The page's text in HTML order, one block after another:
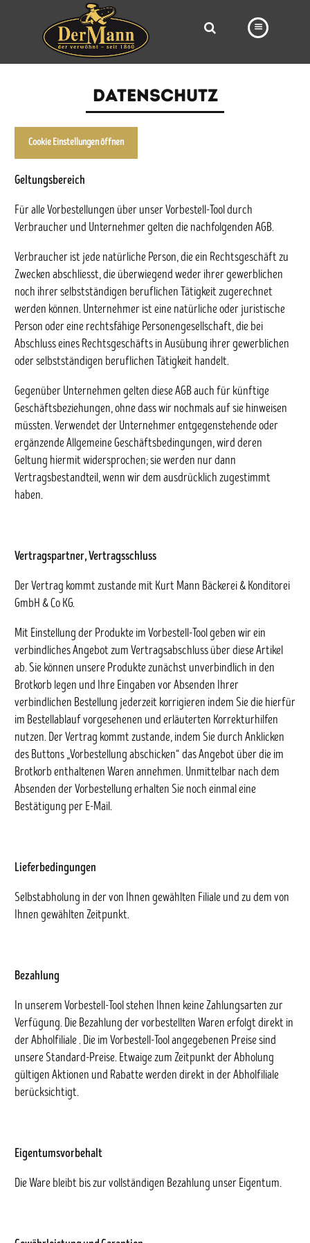
FILIALEN
BROTWAY
NEWS
VIDEOS
DATENSCHUTZ
Cookie Einstellungen öffnen
Geltungsbereich
Für alle Vorbestellungen über unser Vorbestell-Tool durch
Verbraucher und Unternehmer gelten die nachfolgenden AGB.
Verbraucher ist jede natürliche Person, die ein Rechtsgeschäft zu
Zwecken abschliesst, die überwiegend weder ihrer gewerblichen
noch ihrer selbstständigen beruflichen Tätigkeit zugerechnet
werden können. Unternehmer ist eine natürliche oder juristische
Person oder eine rechtsfähige Personengesellschaft, die bei
Abschluss eines Rechtsgeschäfts in Ausübung ihrer gewerblichen
oder selbstständigen beruflichen Tätigkeit handelt.
Gegenüber Unternehmen gelten diese AGB auch für künftige
Geschäftsbeziehungen, ohne dass wir nochmals auf sie hinweisen
müssten. Verwendet der Unternehmer entgegenstehende oder
ergänzende Allgemeine Geschäftsbedingungen, wird deren
Geltung hiermit widersprochen; sie werden nur dann
Vertragsbestandteil, wenn wir dem ausdrücklich zugestimmt
haben.
Vertragspartner, Vertragsschluss
Der Vertrag kommt zustande mit Kurt Mann Bäckerei & Konditorei
GmbH & Co KG.
Mit Einstellung der Produkte im Vorbestell-Tool geben wir ein
verbindliches Angebot zum Vertragsabschluss über diese Artikel
ab. Sie können unsere Produkte zunächst unverbindlich in den
Brotkorb legen und Ihre Eingaben vor Absenden Ihrer
verbindlichen Bestellung jederzeit korrigieren indem Sie die hierfür
im Bestellablauf vorgesehenen und erläuterten Korrekturhilfen
nutzen. Der Vertrag kommt zustande, indem Sie durch Anklicken
des Buttons „Vorbestellung abschicken“ das Angebot über die im
Brotkorb enthaltenen Waren annehmen. Unmittelbar nach dem
Absenden der Vorbestellung erhalten Sie noch einmal eine
Bestätigung per E-Mail.
Lieferbedingungen
Selbstabholung in der von Ihnen gewählten Filiale und zu dem von
Ihnen gewählten Zeitpunkt.
Bezahlung
In unserem Vorbestell-Tool stehen Ihnen keine Zahlungsarten zur
Verfügung. Die Bezahlung der vorbestellten Waren erfolgt direkt in
der Abholfiliale . Die im Vorbestell-Tool angegebenen Preise sind
unsere Standard-Preise. Etwaige zum Zeitpunkt der Abholung
gültigen Aktionen und Rabatte werden direkt in der Abholfiliale
berücksichtigt.
Eigentumsvorbehalt
Die Ware bleibt bis zur vollständigen Bezahlung unser Eigentum.